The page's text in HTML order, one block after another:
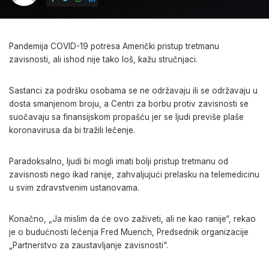
Pandemija COVID-19 potresa Američki pristup tretmanu
zavisnosti, ali ishod nije tako loš, kažu stručnjaci.
Sastanci za podršku osobama se ne održavaju ili se održavaju u
dosta smanjenom broju, a Centri za borbu protiv zavisnosti se
suočavaju sa finansijskom propašću jer se ljudi previše plaše
koronavirusa da bi tražili lečenje.
Paradoksalno, ljudi bi mogli imati bolji pristup tretmanu od
zavisnosti nego ikad ranije, zahvaljujući prelasku na telemedicinu
u svim zdravstvenim ustanovama.
Konačno, „Ja mislim da će ovo zaživeti, ali ne kao ranije“, rekao
je o budućnosti lečenja Fred Muench, Predsednik organizacije
„Partnerstvo za zaustavljanje zavisnosti“.